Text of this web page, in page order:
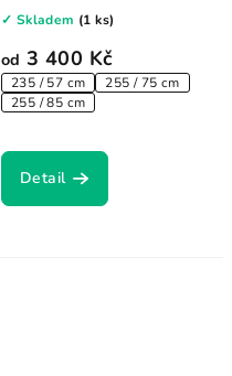
od 3 400 Kč
235 / 57 cm
255 / 75 cm
255 / 85 cm
✓ Skladem (1 ks)
Detail